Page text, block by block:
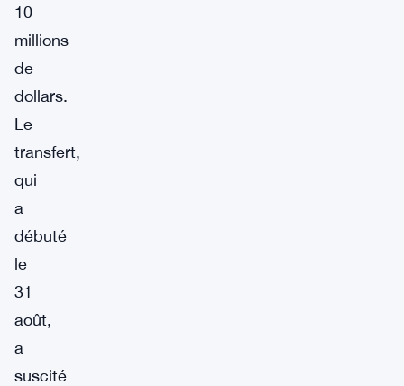
10
millions
de
dollars.
Le
transfert,
qui
a
débuté
le
31
août,
a
suscité